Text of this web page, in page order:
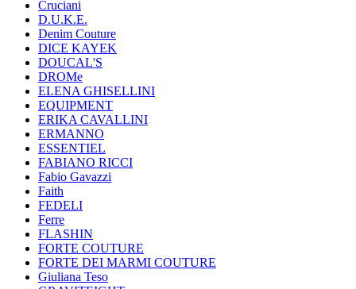
Cruciani
D.U.K.E.
Denim Couture
DICE KAYEK
DOUCAL'S
DROMe
ELENA GHISELLINI
EQUIPMENT
ERIKA CAVALLINI
ERMANNO
ESSENTIEL
FABIANO RICCI
Fabio Gavazzi
Faith
FEDELI
Ferre
FLASHIN
FORTE COUTURE
FORTE DEI MARMI COUTURE
Giuliana Teso